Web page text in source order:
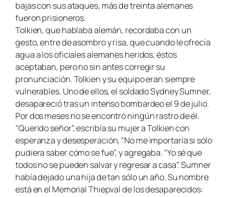
bajas con sus ataques, más de treinta alemanes
fueron prisioneros.
Tolkien, que hablaba alemán, recordaba con un
gesto, entre de asombro y risa, que cuando le ofrecía
agua a los oficiales alemanes heridos, éstos
aceptaban, pero no sin antes corregir su
pronunciación. Tolkien y su equipo eran siempre
vulnerables. Uno de ellos, el soldado Sydney Sumner,
desapareció tras un intenso bombardeo el 9 de julio.
Por dos meses no se encontró ningún rastro de él.
“Querido señor”, escribía su mujer a Tolkien con
esperanza y desesperación, “No me importaría si sólo
pudiera saber cómo se fue”, y agregaba. “Yo sé que
todos no se pueden salvar y regresar a casa”. Sumner
había dejado una hija de tan sólo un año. Su nombre
está en el Memorial Thiepval de los desaparecidos: